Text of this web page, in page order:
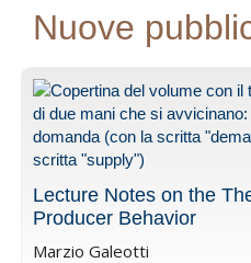
Nuove
Lecture Notes on the
Producer Behavior
Marzio Galeotti